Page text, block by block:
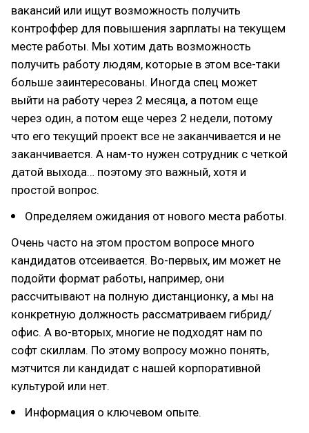
вакансий или ищут возможность получить
контроффер для повышения зарплаты на текущем
месте работы. Мы хотим дать возможность
получить работу людям, которые в этом все-таки
больше заинтересованы. Иногда спец может
выйти на работу через 2 месяца, а потом еще
через один, а потом еще через 2 недели, потому
что его текущий проект все не заканчивается и не
заканчивается. А нам-то нужен сотрудник с четкой
датой выхода… поэтому это важный, хотя и
простой вопрос.
Определяем ожидания от нового места работы.
Очень часто на этом простом вопросе много
кандидатов отсеивается. Во-первых, им может не
подойти формат работы, например, они
рассчитывают на полную дистанционку, а мы на
конкретную должность рассматриваем гибрид/
офис. А во-вторых, многие не подходят нам по
софт скиллам. По этому вопросу можно понять,
мэтчится ли кандидат с нашей корпоративной
культурой или нет.
Информация о ключевом опыте.